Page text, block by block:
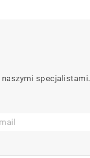
specjalistami.